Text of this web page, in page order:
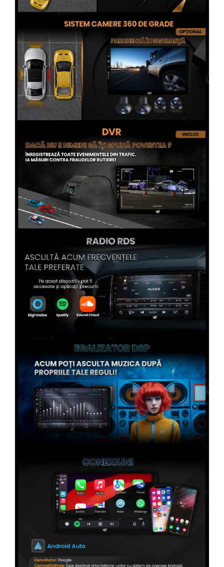
Conectică Skoda
Conectică Honda
Conectică BMW
Conectică BMW
Conectică Chevrolet
Conectică Renault
Conectică Kia
Conectică Mitsubishi
Conectică Seat
Conectică Porsche
Conectică Toyota
Conectică Daihatsu
Conectică Alfa Romeo
Conectică Nissan
Conectică Peugeot
Conectică Isuzu